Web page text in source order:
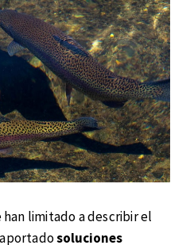
han limitado a describir el
soluciones